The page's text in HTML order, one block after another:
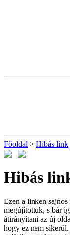
Főoldal > Hibás link
Hibás
Ezen a linken
megújítottuk, s bár
átirányítani az új
hogy ez nem sikerül.